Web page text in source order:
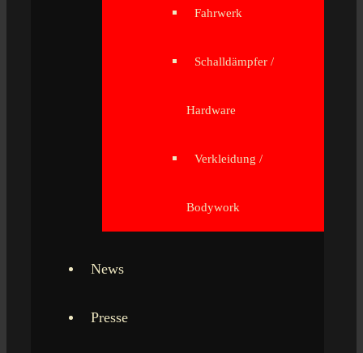
Fahrwerk
Schalldämpfer /
Hardware
Verkleidung /
Bodywork
News
Presse